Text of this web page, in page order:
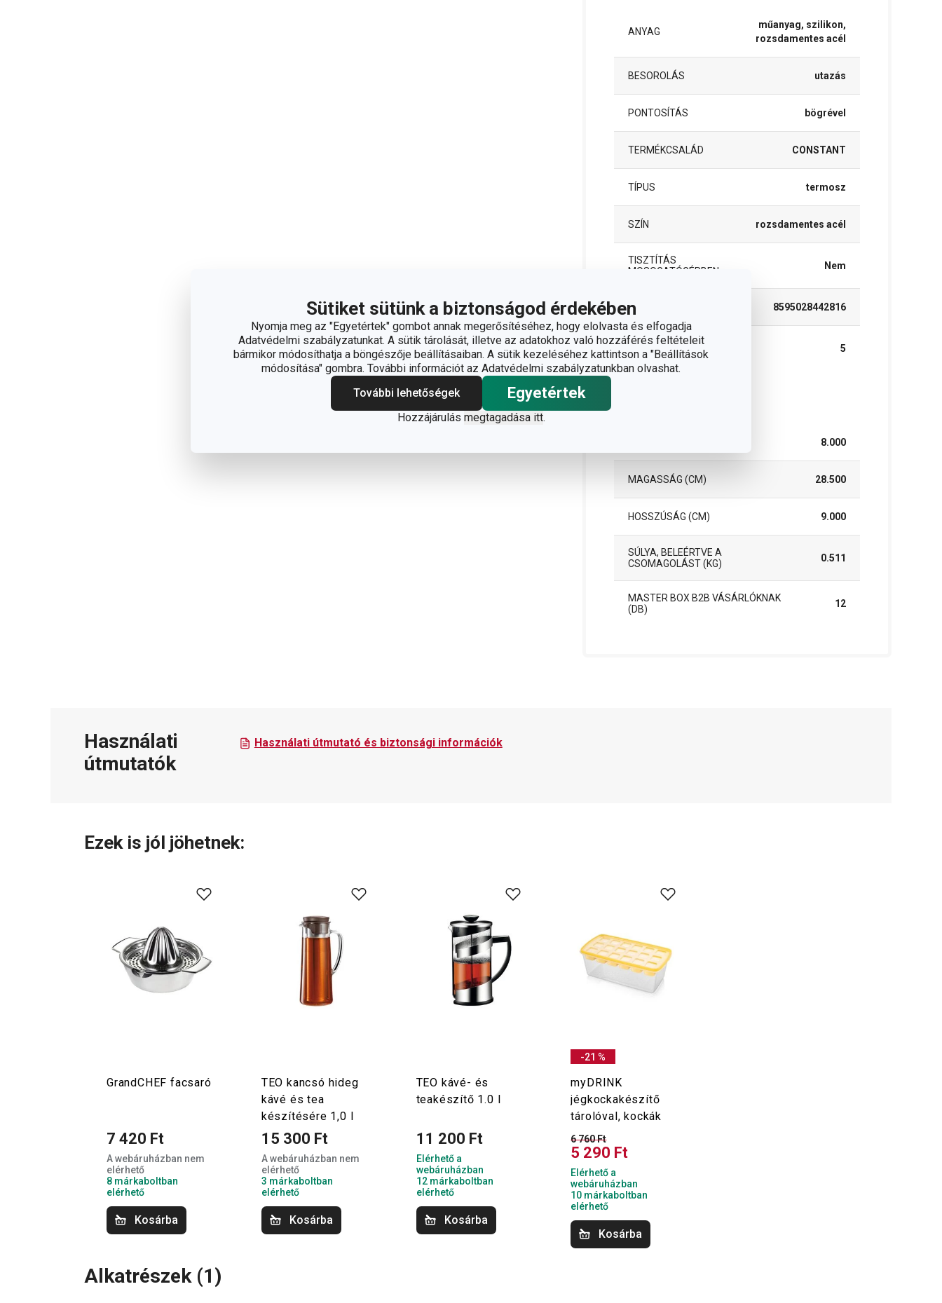
Sütiket sütünk a biztonságod érdekében
Nyomja meg az "Egyetértek" gombot annak megerősítéséhez, hogy elolvasta és elfogadja
Adatvédelmi szabályzatunkat. A sütik tárolását, illetve az adatokhoz való hozzáférés feltételeit
bármikor módosíthatja a böngészője beállításaiban. A sütik kezeléséhez kattintson a "Beállítások
módosítása" gombra. További információt az Adatvédelmi szabályzatunkban olvashat.
További lehetőségek
Egyetértek
Hozzájárulás megtagadása itt.
ANYAG
műanyag, szilikon,
rozsdamentes acél
BESOROLÁS utazás
PONTOSÍTÁS bögrével
TERMÉKCSALÁD CONSTANT
TÍPUS termosz
SZÍN rozsdamentes acél
TISZTÍTÁS
MOSOGATÓGÉPBEN
Nem
EAN 8595028442816
A GARANCIÁLIS
IDŐSZAK (ÉVEKBEN)
5
8.000
MAGASSÁG (CM) 28.500
HOSSZÚSÁG (CM) 9.000
SÚLYA, BELEÉRTVE A
CSOMAGOLÁST (KG)
0.511
MASTER BOX B2B VÁSÁRLÓKNAK
(DB)
12
Használati
útmutatók
Használati útmutató és biztonsági információk
Ezek is jól jöhetnek:
GrandCHEF facsaró
7 420 Ft
A webáruházban nem
elérhető
8 márkaboltban
elérhető
Kosárba
TEO kancsó hideg
kávé és tea
készítésére 1,0 l
15 300 Ft
A webáruházban nem
elérhető
3 márkaboltban
elérhető
Kosárba
TEO kávé- és
teakészítő 1.0 l
11 200 Ft
Elérhető a
webáruházban
12 márkaboltban
elérhető
Kosárba
-21 %
myDRINK
jégkockakészítő
tárolóval, kockák
6 760 Ft
5 290 Ft
Elérhető a
webáruházban
10 márkaboltban
elérhető
Kosárba
Alkatrészek(1)